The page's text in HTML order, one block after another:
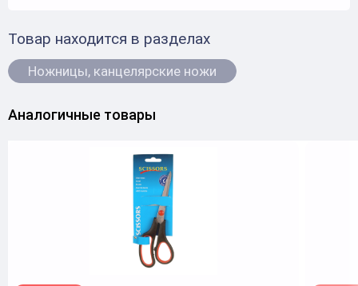
Товар находится в разделах
Ножницы, канцелярские ножи
Аналогичные товары